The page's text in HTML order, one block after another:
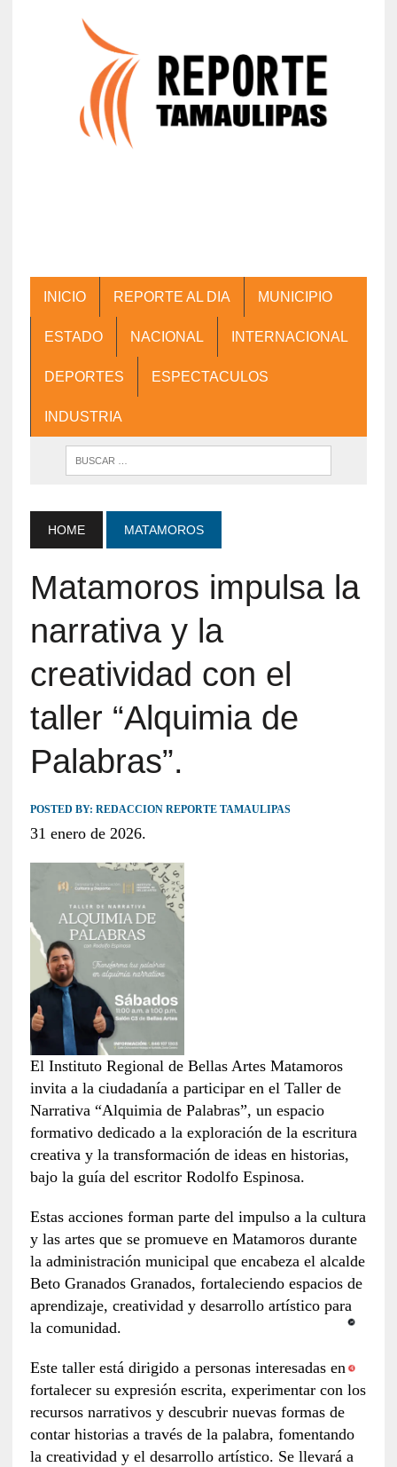
INICIO REPORTE AL DIA MUNICIPIO
ESTADO NACIONAL INTERNACIONAL
DEPORTES ESPECTACULOS
INDUSTRIA
HOME MATAMOROS
Matamoros impulsa la
narrativa y la
creatividad con el
taller “Alquimia de
Palabras”.
POSTED BY: REDACCION REPORTE TAMAULIPAS
31 enero de 2026.
El Instituto Regional de Bellas Artes Matamoros
invita a la ciudadanía a participar en el Taller de
Narrativa “Alquimia de Palabras”, un espacio
formativo dedicado a la exploración de la escritura
creativa y la transformación de ideas en historias,
bajo la guía del escritor Rodolfo Espinosa.
Estas acciones forman parte del impulso a la cultura
y las artes que se promueve en Matamoros durante
la administración municipal que encabeza el alcalde
Beto Granados Granados, fortaleciendo espacios de
aprendizaje, creatividad y desarrollo artístico para
la comunidad.
Este taller está dirigido a personas interesadas en
fortalecer su expresión escrita, experimentar con los
recursos narrativos y descubrir nuevas formas de
contar historias a través de la palabra, fomentando
la creatividad y el desarrollo artístico. Se llevará a